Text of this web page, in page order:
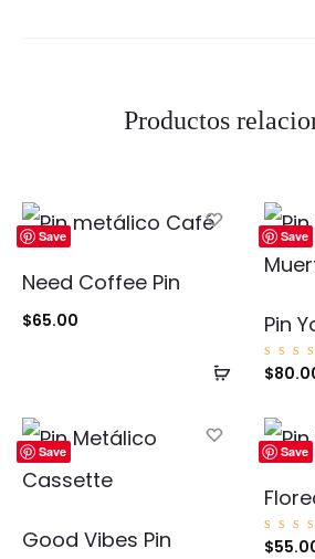
Productos
Save
Añadir
carrito
Need Coffee Pin
$65.00
Save
Pin
o
$
Save
Good Vibes Pin
Save
o
$